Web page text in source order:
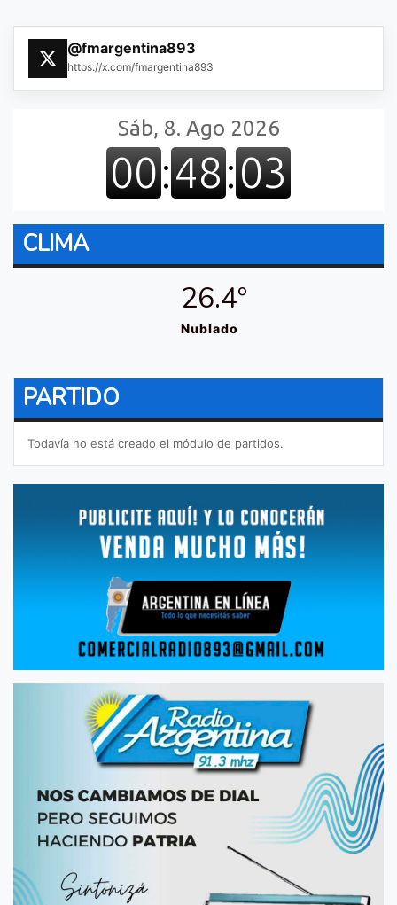
@fmargentina893
https://x.com/fmargentina893
CLIMA
26.4º
Nublado
PARTIDO
Todavía no está creado el módulo de partidos.